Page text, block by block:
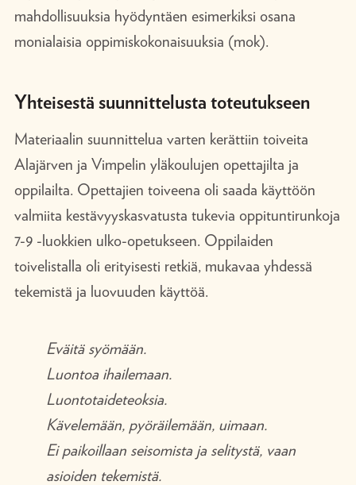
mahdollisuuksia hyödyntäen esimerkiksi osana
monialaisia oppimiskokonaisuuksia (mok).
Yhteisestä suunnittelusta toteutukseen
Materiaalin suunnittelua varten kerättiin toiveita
Alajärven ja Vimpelin yläkoulujen opettajilta ja
oppilailta. Opettajien toiveena oli saada käyttöön
valmiita kestävyyskasvatusta tukevia oppituntirunkoja
7-9 -luokkien ulko-opetukseen. Oppilaiden
toivelistalla oli erityisesti retkiä, mukavaa yhdessä
tekemistä ja luovuuden käyttöä.
Eväitä syömään.
Luontoa ihailemaan.
Luontotaideteoksia.
Kävelemään, pyöräilemään, uimaan.
Ei paikoillaan seisomista ja selitystä, vaan
asioiden tekemistä.